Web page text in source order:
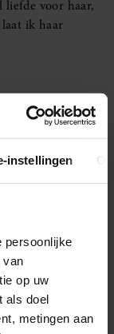
instellingen
persoonlijke
van
op uw
als doel
metingen aan
liefde voor haar,
ik haar
Instagram
.
ik er zo